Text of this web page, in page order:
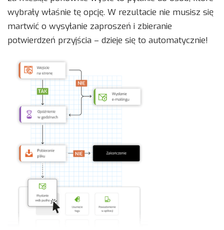
wybrały właśnie tę opcję. W rezultacie nie musisz się
martwić o wysyłanie zaproszeń i zbieranie
potwierdzeń przyjścia – dzieje się to automatycznie!